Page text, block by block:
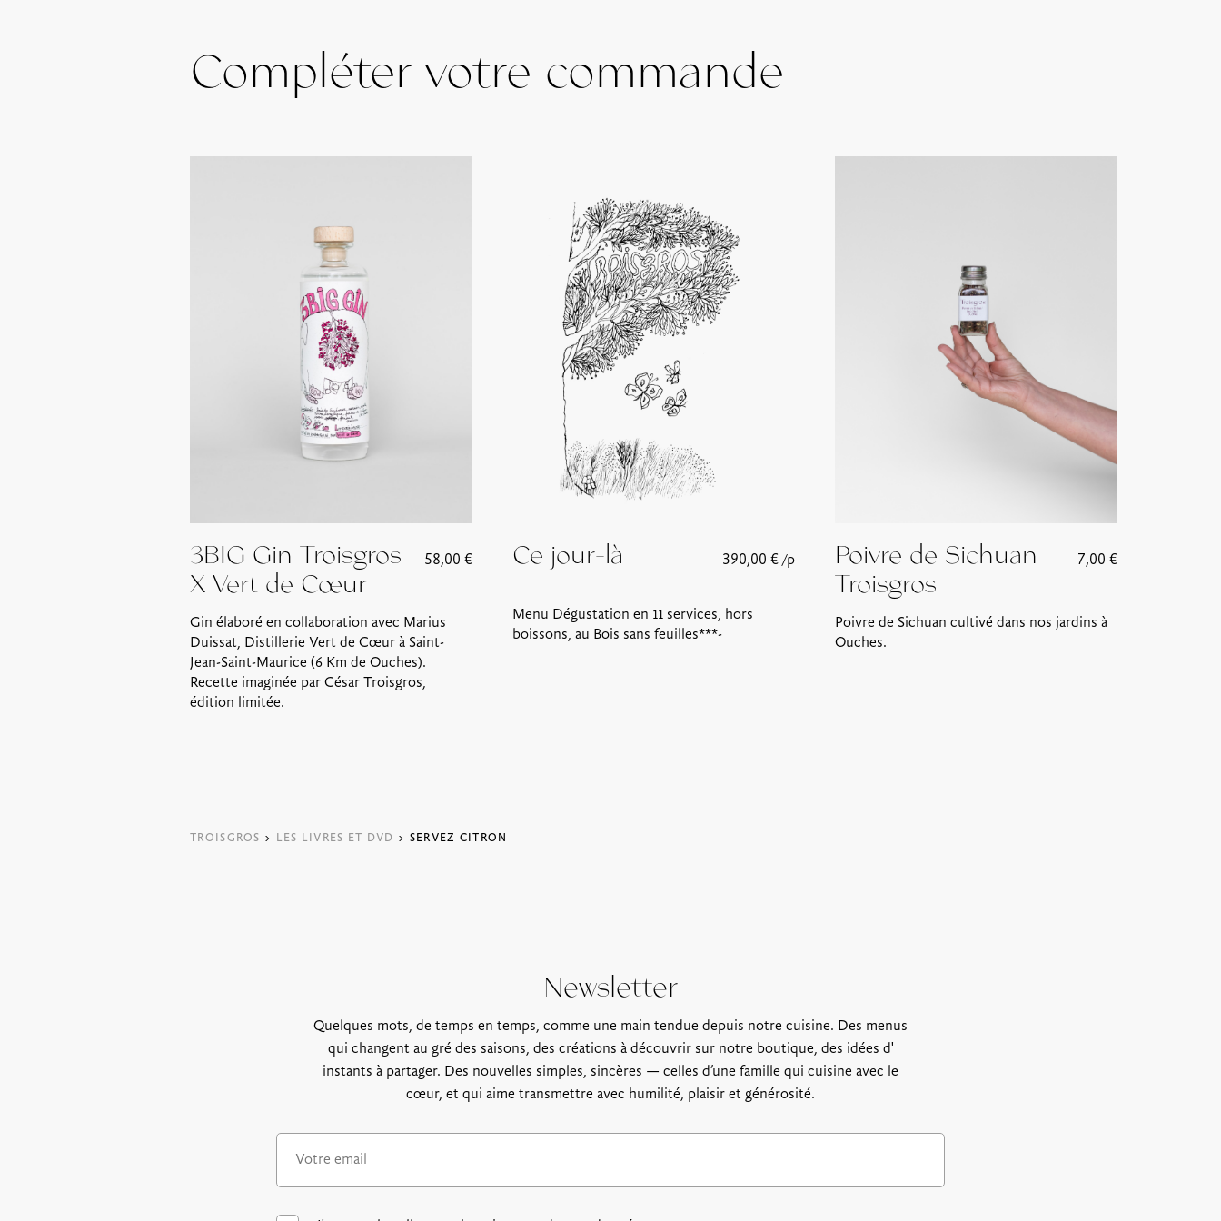
Compléter votre commande
3BIG Gin Troisgros
X Vert de Cœur
58,00 €
Gin élaboré en collaboration avec Marius
Duissat, Distillerie Vert de Cœur à Saint-
Jean-Saint-Maurice (6 Km de Ouches).
Recette imaginée par César Troisgros,
édition limitée.
Ce jour-là 390,00 € /p
Menu Dégustation en 11 services, hors
boissons, au Bois sans feuilles***-
Poivre de Sichuan
Troisgros
7,00 €
Poivre de Sichuan cultivé dans nos jardins à
Ouches.
TROISGROS > LES LIVRES ET DVD > SERVEZ CITRON
Newsletter
Quelques mots, de temps en temps, comme une main tendue depuis notre cuisine. Des menus
qui changent au gré des saisons, des créations à découvrir sur notre boutique, des idées d'
instants à partager. Des nouvelles simples, sincères — celles d’une famille qui cuisine avec le
cœur, et qui aime transmettre avec humilité, plaisir et générosité.